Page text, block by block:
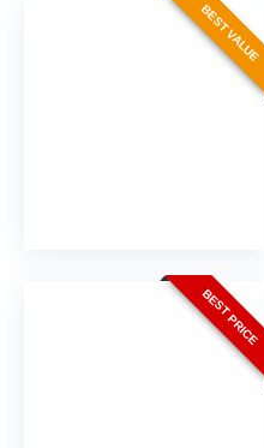
BEST VALUE
BEST PRICE